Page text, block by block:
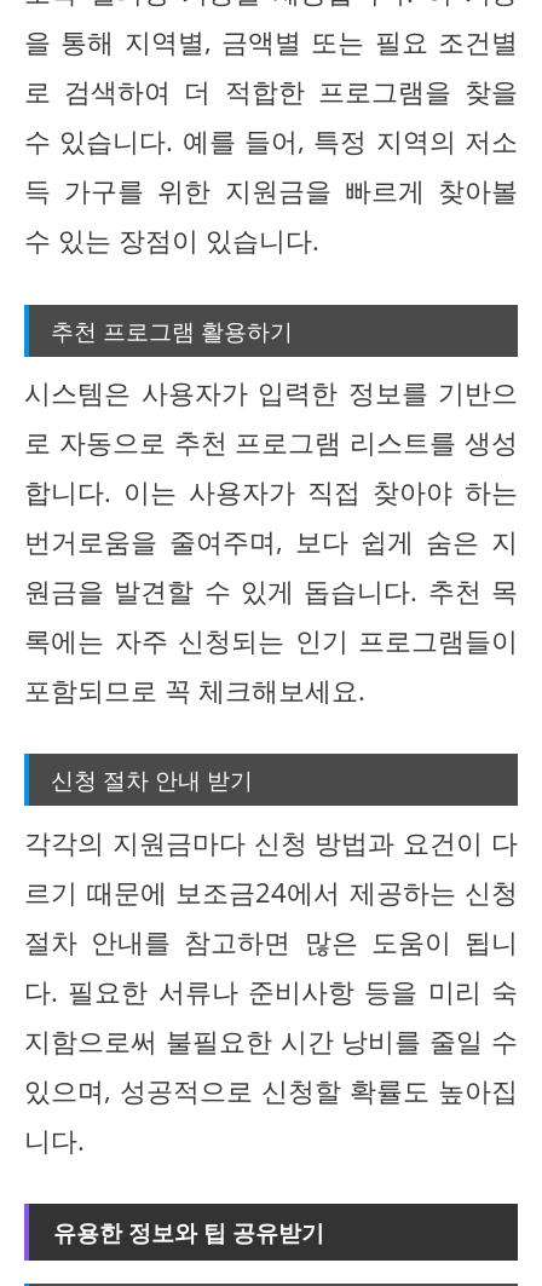
을 통해 지역별, 금액별 또는 필요 조건별
로 검색하여 더 적합한 프로그램을 찾을
수 있습니다. 예를 들어, 특정 지역의 저소
득 가구를 위한 지원금을 빠르게 찾아볼
수 있는 장점이 있습니다.
추천 프로그램 활용하기
시스템은 사용자가 입력한 정보를 기반으
로 자동으로 추천 프로그램 리스트를 생성
합니다. 이는 사용자가 직접 찾아야 하는
번거로움을 줄여주며, 보다 쉽게 숨은 지
원금을 발견할 수 있게 돕습니다. 추천 목
록에는 자주 신청되는 인기 프로그램들이
포함되므로 꼭 체크해보세요.
신청 절차 안내 받기
각각의 지원금마다 신청 방법과 요건이 다
르기 때문에 보조금24에서 제공하는 신청
절차 안내를 참고하면 많은 도움이 됩니
다. 필요한 서류나 준비사항 등을 미리 숙
지함으로써 불필요한 시간 낭비를 줄일 수
있으며, 성공적으로 신청할 확률도 높아집
니다.
유용한 정보와 팁 공유받기